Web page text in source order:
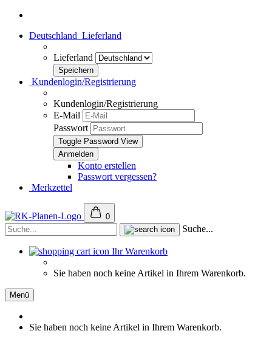
Deutschland Lieferland
Lieferland
Kundenlogin/Registrierung
Kundenlogin/Registrierung
E-Mail
Passwort
Toggle Password View
Konto erstellen
Passwort vergessen?
Merkzettel
0
Suche...
Ihr Warenkorb
Sie haben noch keine Artikel in Ihrem Warenkorb.
Menü
Sie haben noch keine Artikel in Ihrem Warenkorb.